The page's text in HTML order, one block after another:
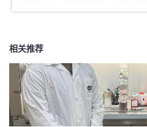
相关推荐